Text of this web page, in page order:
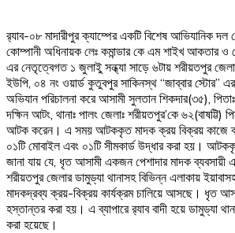
র‌্যাব-০৮ মাদারীপুর ক্যাম্পের একটি বিশেষ আভিযানিক
কোম্পানী অধিনায়ক লেঃ কমান্ডার কে এম শাইখ আকতার ও
এর নেতৃত্বেগত ১ জুলাইু সন্ধ্যা সাড়ে ৬টায় শরীয়তপুর
ইউপি, ০৪ নং ওয়ার্ড কুতুবপুর সাকিনস্থ “জাব্বার স্টোর”
অভিযান পরিচালনা করে আসামী সুলতান শিকদার(৩৫),
দক্ষিন আটং, থানাঃ পালং জেলাঃ শরীয়তপুর’কে ৬২(বাষট্টি)
আটক করেন। এ সময় আটককৃত মাদক ক্রয় বিক্রয় কাজে
০১টি মোবাইল এবং ০১টি সীমকার্ড উদ্ধার করা হয়।
জানা যায় যে, ধৃত আসামী একজন পেশাদার মাদক ব্যবসায়ী
শরীয়তপুর জেলার ডামুড্যা থানাসহ বিভিন্ন এলাকায়
মাদকদ্রব্য ক্রয়-বিক্রয় কার্যক্রম চালিয়ে আসছে। ধৃত
হস্তান্তর করা হয়। এ ব্যাপারে র‌্যাব বাদী হয়ে ডামুড্যা
করা হয়েছে।